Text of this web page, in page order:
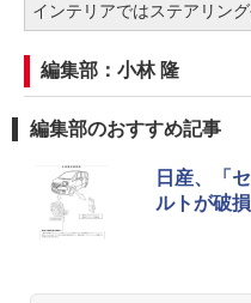
インテリアではステアリン
編集部：小林 隆
編集部のおすすめ記事
日産、「
ルトが破